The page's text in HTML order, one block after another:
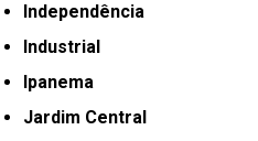
Independência
Industrial
Ipanema
Jardim Central